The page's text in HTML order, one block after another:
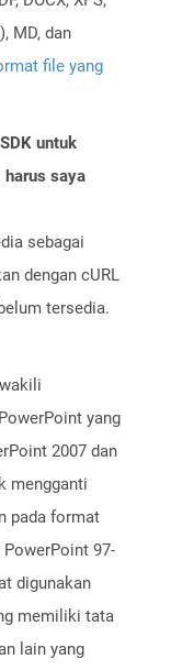
MD, dan
file yang
untuk
harus saya
sebagai
dengan cURL
tersedia.
yang
2007 dan
mengganti
pada format
97-
digunakan
memiliki tata
lain yang